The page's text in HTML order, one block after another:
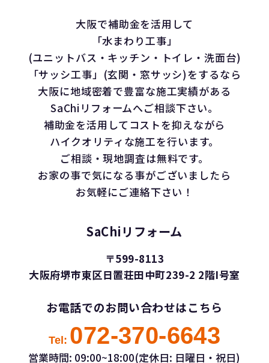
大阪で補助金を活用して
「水まわり工事」
(ユニットバス・キッチン・トイレ・洗面台)
「サッシ工事」(玄関・窓サッシ)をするなら
大阪に地域密着で豊富な施工実績がある
SaChiリフォームへご相談下さい。
補助金を活用してコストを抑えながら
ハイクオリティな施工を行います。
ご相談・現地調査は無料です。
お家の事で気になる事がございましたら
お気軽にご連絡下さい！
SaChiリフォーム
〒599-8113
大阪府堺市東区日置荘田中町239-2 2階I号室
お電話でのお問い合わせはこちら
Tel: 072-370-6643
営業時間: 09:00~18:00(定休日: 日曜日・祝日)